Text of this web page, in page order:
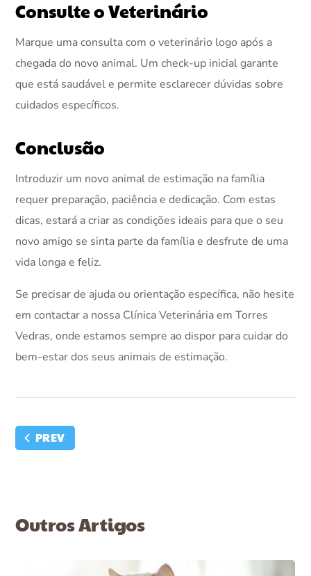
Consulte o Veterinário
Marque uma consulta com o veterinário logo após a
chegada do novo animal. Um check-up inicial garante
que está saudável e permite esclarecer dúvidas sobre
cuidados específicos.
Conclusão
Introduzir um novo animal de estimação na família
requer preparação, paciência e dedicação. Com estas
dicas, estará a criar as condições ideais para que o seu
novo amigo se sinta parte da família e desfrute de uma
vida longa e feliz.
Se precisar de ajuda ou orientação específica, não hesite
em contactar a nossa Clínica Veterinária em Torres
Vedras, onde estamos sempre ao dispor para cuidar do
bem-estar dos seus animais de estimação.
PREV
Outros Artigos